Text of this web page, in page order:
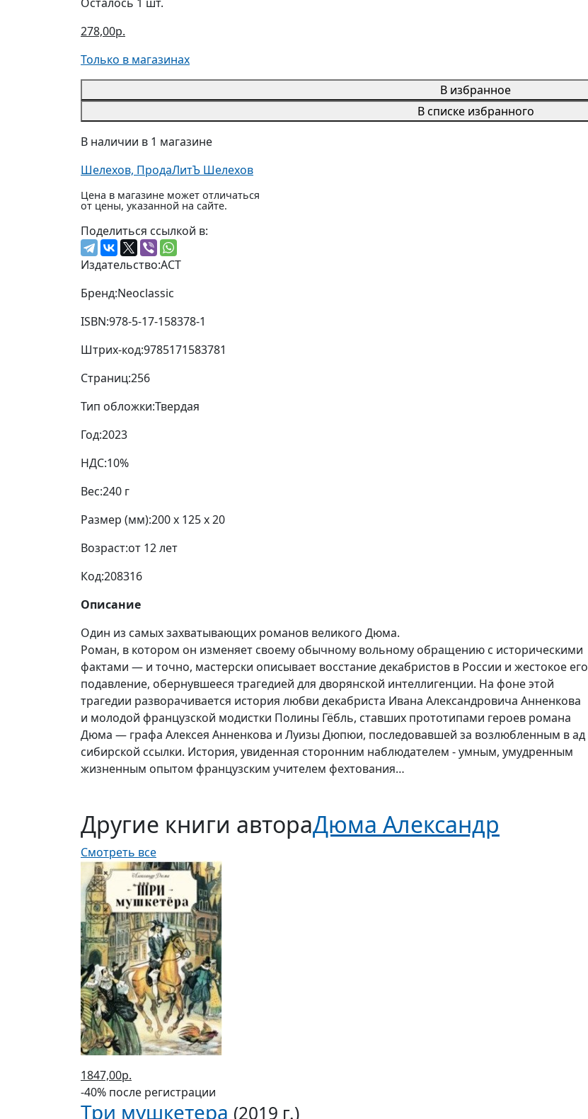
278,00р.
Только в магазинах
В избранное
В списке избранного
В наличии в 1 магазине
Шелехов, ПродаЛитЪ Шелехов
Цена в магазине может отличаться
от цены, указанной на сайте.
Поделиться ссылкой в:
Издательство:АСТ
Бренд:Neoclassic
ISBN:978-5-17-158378-1
Штрих-код:9785171583781
Страниц:256
Тип обложки:Твердая
Год:2023
НДС:10%
Вес:240 г
Размер (мм):200 x 125 x 20
Возраст:от 12 лет
Код:208316
Описание
Один из самых захватывающих романов великого Дюма.
Роман, в котором он изменяет своему обычному вольному обращению с историческими
фактами — и точно, мастерски описывает восстание декабристов в России и жестокое его
подавление, обернувшееся трагедией для дворянской интеллигенции. На фоне этой
трагедии разворачивается история любви декабриста Ивана Александровича Анненкова
и молодой французской модистки Полины Гёбль, ставших прототипами героев романа
Дюма — графа Алексея Анненкова и Луизы Дюпюи, последовавшей за возлюбленным в ад
сибирской ссылки. История, увиденная сторонним наблюдателем - умным, умудренным
жизненным опытом французским учителем фехтования…
Другие книги автораДюма Александр
Смотреть все
1847,00р.
-40% после регистрации
Три мушкетера (2019 г.)